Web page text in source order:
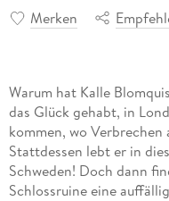
Merken
Warum hat Kalle
das Glück gehabt, in
kommen, wo Verbrechen
Stattdessen lebt er in
Schweden! Doch dann
Schlossruine eine